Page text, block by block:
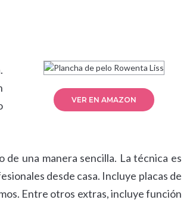
VER EN AMAZON
una manera sencilla. La técnica es
desde casa. Incluye placas de
Entre otros extras, incluye función